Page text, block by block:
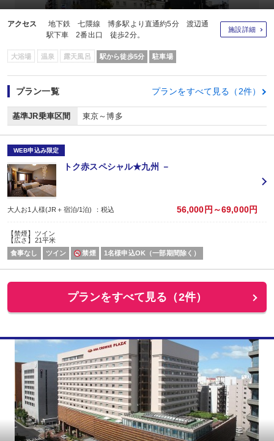
アクセス
地下鉄 七隈線 博多駅より直通約5分 渡辺通
駅下車 2番出口 徒歩2分。
施設詳細
大浴場 温泉 露天風呂 駅から徒歩5分 駐車場
プラン一覧 プランをすべて見る（2件）
基準JR乗車区間 東京～博多
WEB申込み限定
トク赤スペシャル★九州 －
大人お1人様(JR＋宿泊/1泊) ：税込 56,000円～69,000円
【禁煙】ツイン
【広さ】21平米
食事なし
ツイン 禁煙 1名様申込OK（一部期間除く）
プランをすべて見る（2件）